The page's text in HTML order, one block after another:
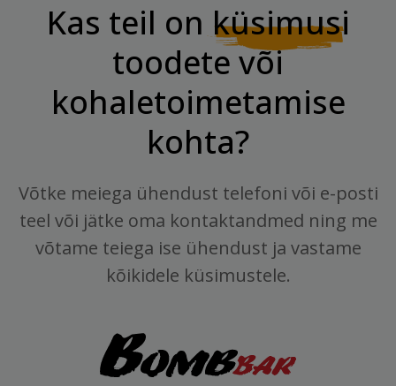
Kas teil on küsimusi
toodete või
kohaletoimetamise
kohta?
Võtke meiega ühendust telefoni või e-posti
teel või jätke oma kontaktandmed ning me
võtame teiega ise ühendust ja vastame
kõikidele küsimustele.